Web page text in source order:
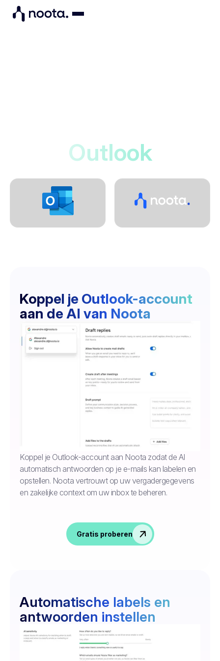
Outlook
Koppel je Outlook-account
aan de AI van Noota
Koppel je Outlook-account aan Noota zodat de AI
automatisch antwoorden op je e-mails kan labelen en
opstellen. Noota vertrouwt op uw vergadergegevens
en zakelijke context om uw inbox te beheren.
Gratis proberen
Automatische labels en
antwoorden instellen